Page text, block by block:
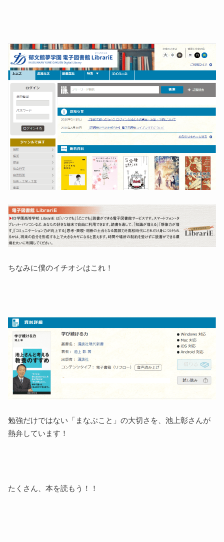
ちなみに僕のイチオシはこれ！
勉強だけではない「まなぶこと」の大切さを、池上彰さんが
熱弁しています！
たくさん、本を読もう！！